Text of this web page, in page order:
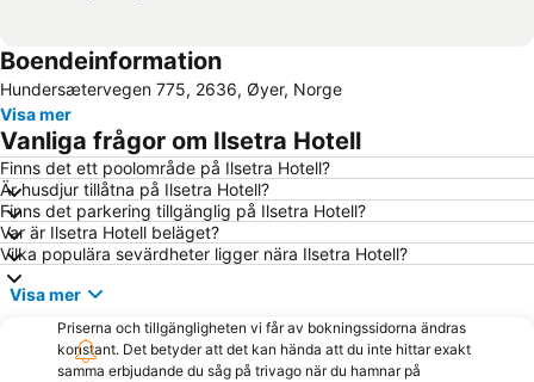
Boendeinformation
Hundersætervegen 775, 2636, Øyer, Norge
Visa mer
Vanliga frågor om Ilsetra Hotell
Finns det ett poolområde på Ilsetra Hotell?
Är husdjur tillåtna på Ilsetra Hotell?
Finns det parkering tillgänglig på Ilsetra Hotell?
Var är Ilsetra Hotell beläget?
Vilka populära sevärdheter ligger nära Ilsetra Hotell?
Visa mer
Priserna och tillgängligheten vi får av bokningssidorna ändras
konstant. Det betyder att det kan hända att du inte hittar exakt
samma erbjudande du såg på trivago när du hamnar på